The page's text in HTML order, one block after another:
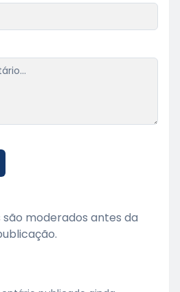
moderados antes da